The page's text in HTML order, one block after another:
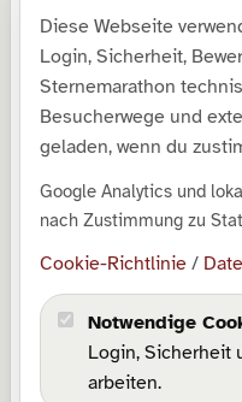
Entdecken
Shop
Galerie
Kollektionen
Downloads
SrabLog
Über mich
Rechtliches
Impressum
Diese Webseite
Login, Sicherheit,
Sternemarathon
Besucherwege und
geladen, wenn du
Google Analytics und
nach Zustimmung zu
Cookie-Richtlinie /
Notwendige
Login, Sicherheit
arbeiten.